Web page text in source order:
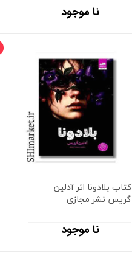
نا موجود
کتاب بلادونا اثر آدلین
گریس نشر مجازی
نا موجود